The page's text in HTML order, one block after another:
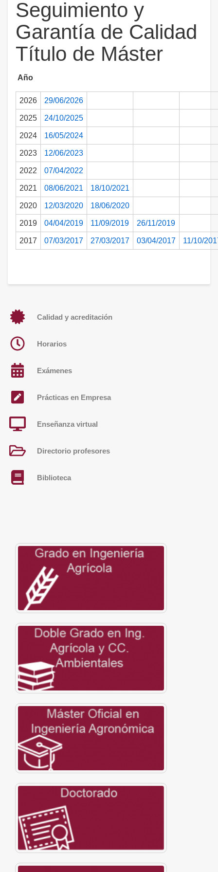
Seguimiento y
Garantía de Calidad
Título de Máster
Año
2026 29/06/2026
2025 24/10/2025
2024 16/05/2024
2023 12/06/2023
2022 07/04/2022
2021 08/06/2021 18/10/2021
2020 12/03/2020 18/06/2020
2019 04/04/2019 11/09/2019 26/11/2019
2017 07/03/2017 27/03/2017 03/04/2017 11/10/
Calidad y acreditación
Horarios
Exámenes
Prácticas en Empresa
Enseñanza virtual
Directorio profesores
Biblioteca